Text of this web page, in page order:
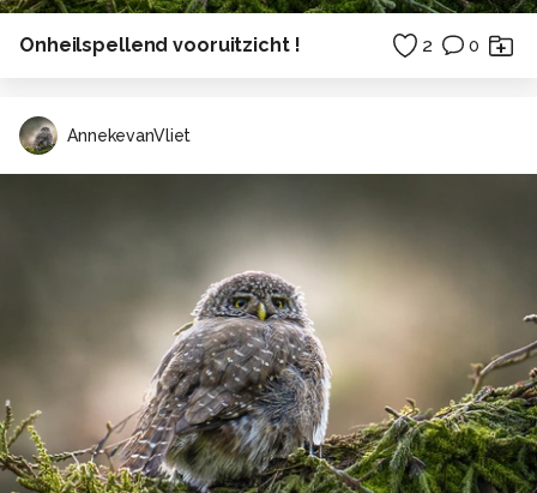
Onheilspellend vooruitzicht ! 2 0
AnnekevanVliet